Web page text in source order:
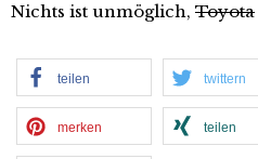
Nichts ist unmöglich, Toyota
teilen twittern
merken teilen